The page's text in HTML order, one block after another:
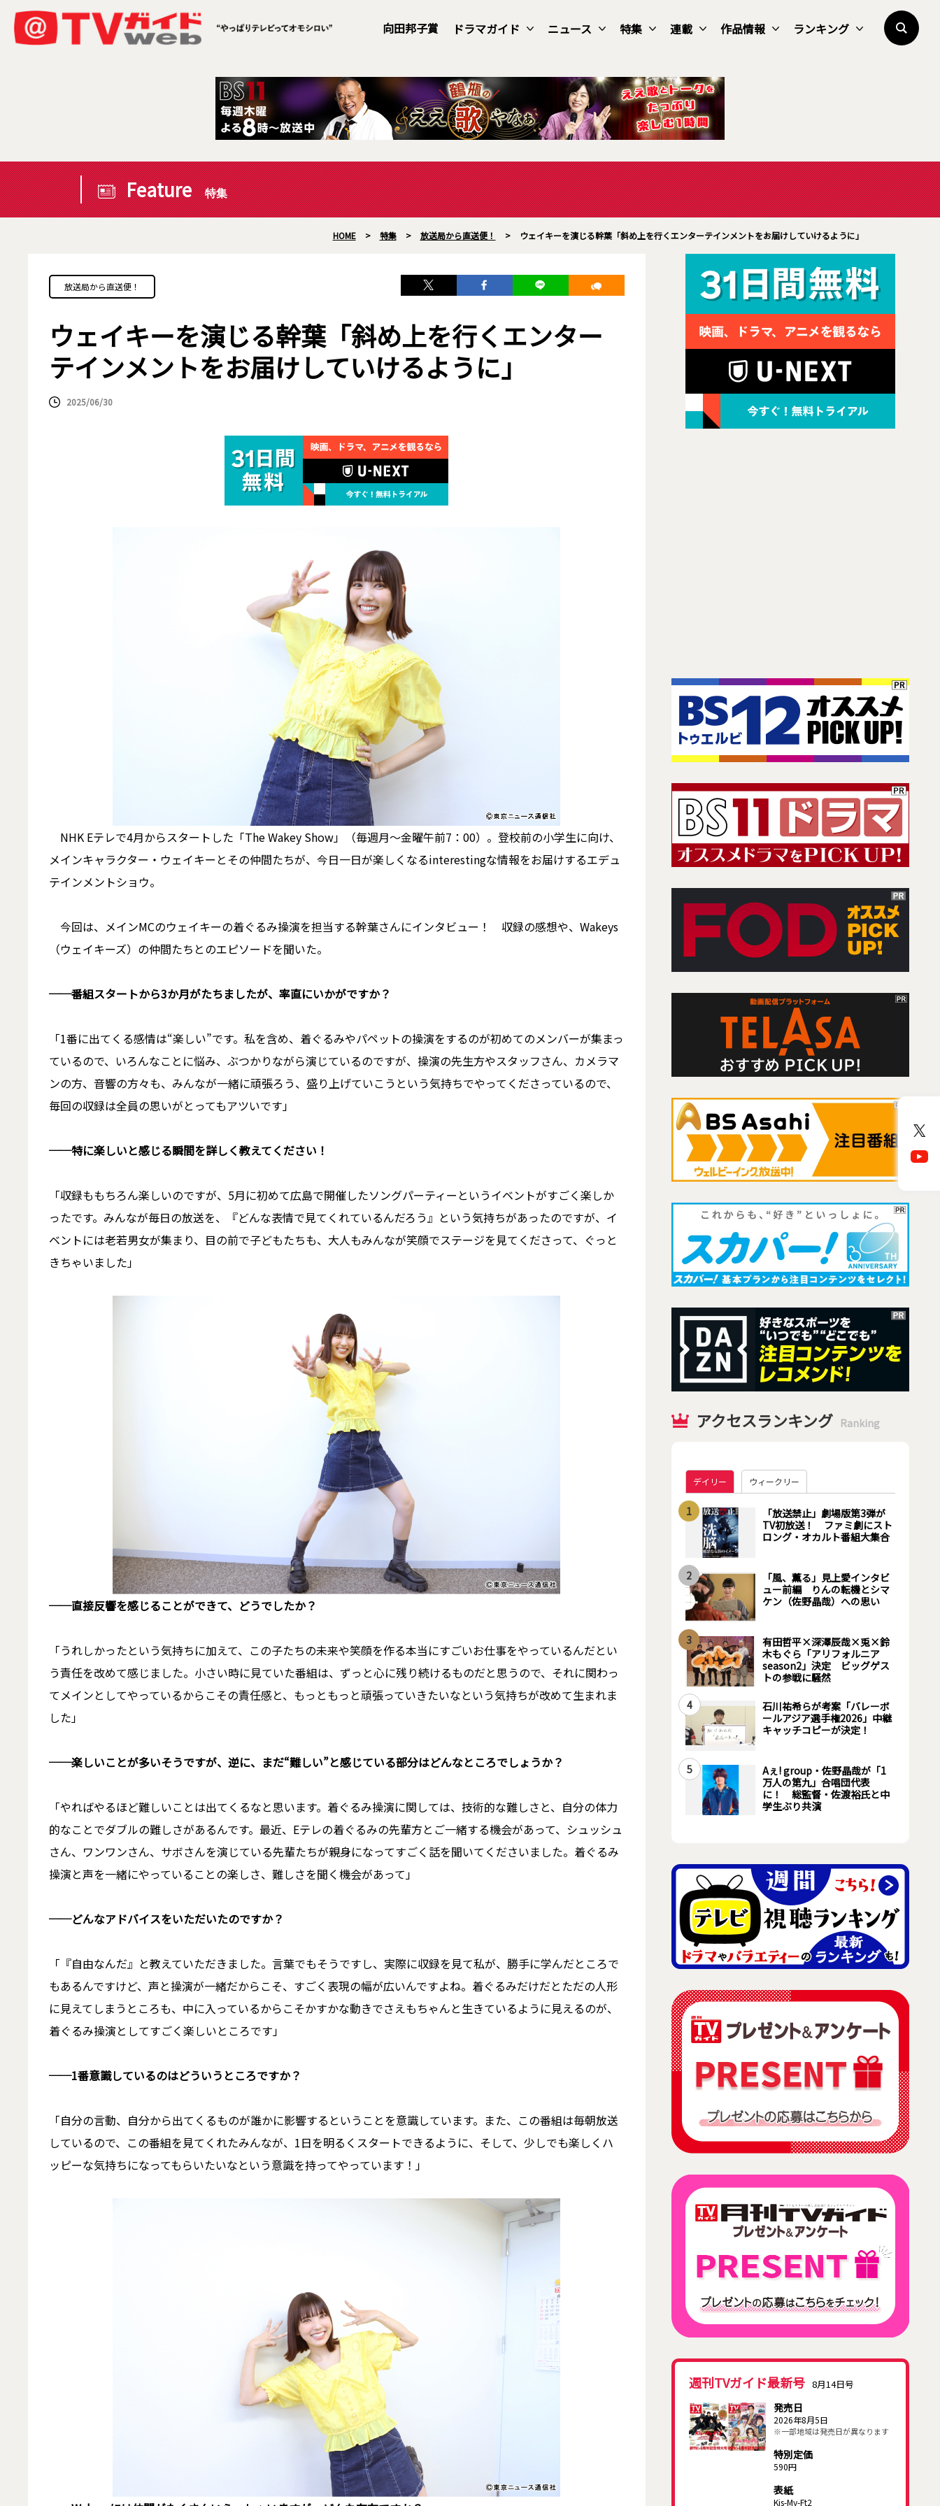
向田邦子賞 ドラマガイド ニュース 特集 連載 作品情報 ランキング
Feature 特集
HOME > 特集 > 放送局から直送便！ > ウェイキーを演じる幹葉「斜め上を行くエンターテインメントをお届けしていけるように」
放送局から直送便！
ウェイキーを演じる幹葉「斜め上を行くエンター
テインメントをお届けしていけるように」
2025/06/30
NHK Eテレで4月からスタートした「The Wakey Show」（毎週月～金曜午前7：00）。登校前の小学生に向け、
メインキャラクター・ウェイキーとその仲間たちが、今日一日が楽しくなるinterestingな情報をお届けするエデュ
テインメントショウ。
今回は、メインMCのウェイキーの着ぐるみ操演を担当する幹葉さんにインタビュー！ 収録の感想や、Wakeys
（ウェイキーズ）の仲間たちとのエピソードを聞いた。
──番組スタートから3か月がたちましたが、率直にいかがですか？
「1番に出てくる感情は“楽しい”です。私を含め、着ぐるみやパペットの操演をするのが初めてのメンバーが集まっ
ているので、いろんなことに悩み、ぶつかりながら演じているのですが、操演の先生方やスタッフさん、カメラマ
ンの方、音響の方々も、みんなが一緒に頑張ろう、盛り上げていこうという気持ちでやってくださっているので、
毎回の収録は全員の思いがとってもアツいです」
──特に楽しいと感じる瞬間を詳しく教えてください！
「収録ももちろん楽しいのですが、5月に初めて広島で開催したソングパーティーというイベントがすごく楽しか
ったです。みんなが毎日の放送を、『どんな表情で見てくれているんだろう』という気持ちがあったのですが、イ
ベントには老若男女が集まり、目の前で子どもたちも、大人もみんなが笑顔でステージを見てくださって、ぐっと
きちゃいました」
──直接反響を感じることができて、どうでしたか？
「うれしかったという気持ちに加えて、この子たちの未来や笑顔を作る本当にすごいお仕事をやっているんだとい
う責任を改めて感じました。小さい時に見ていた番組は、ずっと心に残り続けるものだと思うので、それに関わっ
てメインとしてやっているからこその責任感と、もっともっと頑張っていきたいなという気持ちが改めて生まれま
した」
──楽しいことが多いそうですが、逆に、まだ“難しい”と感じている部分はどんなところでしょうか？
「やればやるほど難しいことは出てくるなと思います。着ぐるみ操演に関しては、技術的な難しさと、自分の体力
的なことでダブルの難しさがあるんです。最近、Eテレの着ぐるみの先輩方とご一緒する機会があって、シュッシュ
さん、ワンワンさん、サボさんを演じている先輩たちが親身になってすごく話を聞いてくださいました。着ぐるみ
操演と声を一緒にやっていることの楽しさ、難しさを聞く機会があって」
──どんなアドバイスをいただいたのですか？
「『自由なんだ』と教えていただきました。言葉でもそうですし、実際に収録を見て私が、勝手に学んだところで
もあるんですけど、声と操演が一緒だからこそ、すごく表現の幅が広いんですよね。着ぐるみだけだとただの人形
に見えてしまうところも、中に入っているからこそかすかな動きでさえもちゃんと生きているように見えるのが、
着ぐるみ操演としてすごく楽しいところです」
──1番意識しているのはどういうところですか？
「自分の言動、自分から出てくるものが誰かに影響するということを意識しています。また、この番組は毎朝放送
しているので、この番組を見てくれたみんなが、1日を明るくスタートできるように、そして、少しでも楽しくハ
ッピーな気持ちになってもらいたいなという意識を持ってやっています！」
アクセスランキング Ranking
デイリー ウィークリー
1
「放送禁止」劇場版第3弾が
TV初放送！ ファミ劇にスト
ロング・オカルト番組大集合
2
「風、薫る」見上愛インタビ
ュー前編 りんの転機とシマ
ケン（佐野晶哉）への思い
3
有田哲平×深澤辰哉×兎×鈴
木もぐら「アリフォルニア
season2」決定 ビッグゲス
トの参戦に騒然
4
石川祐希らが考案「バレーボ
ールアジア選手権2026」中継
キャッチコピーが決定！
5
Aぇ! group・佐野晶哉が「1
万人の第九」合唱団代表
に！ 総監督・佐渡裕氏と中
学生ぶり共演
週刊TVガイド最新号 8月14日号
発売日
2026年8月5日
※一部地域は発売日が異なります
特別定価
590円
表紙
Kis-My-Ft2